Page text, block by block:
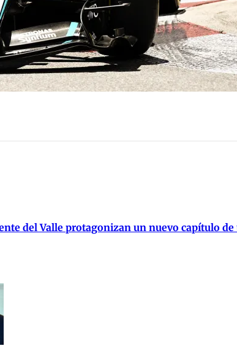
del Valle protagonizan un nuevo capítulo de